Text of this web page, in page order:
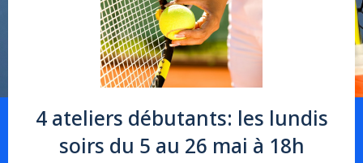
4 ateliers débutants: les lundis
soirs du 5 au 26 mai à 18h